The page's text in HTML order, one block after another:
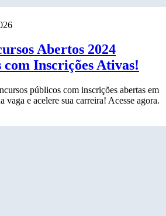
Abertos 2024
Inscrições Ativas!
públicos com inscrições abertas em
vaga e acelere sua carreira! Acesse agora.